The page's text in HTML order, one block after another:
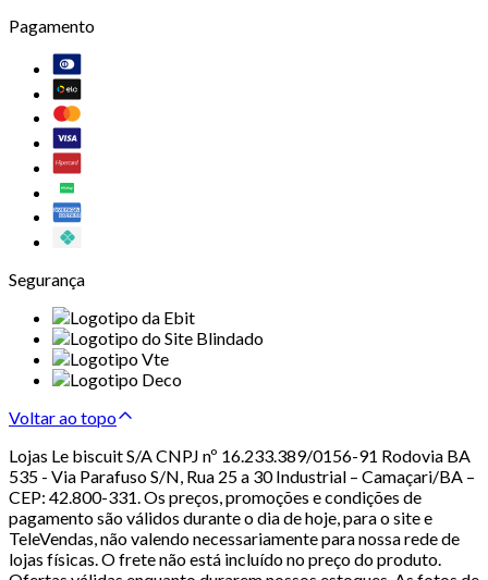
Pagamento
Segurança
Voltar ao topo
Lojas Le biscuit S/A CNPJ nº 16.233.389/0156-91 Rodovia BA
535 - Via Parafuso S/N, Rua 25 a 30 Industrial – Camaçari/BA –
CEP: 42.800-331. Os preços, promoções e condições de
pagamento são válidos durante o dia de hoje, para o site e
TeleVendas, não valendo necessariamente para nossa rede de
lojas físicas. O frete não está incluído no preço do produto.